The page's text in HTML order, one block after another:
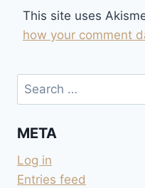
This site uses
how your comment
Search
for:
META
Log in
Entries feed